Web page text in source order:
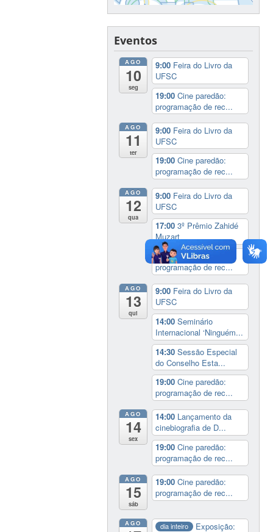
Eventos
AGO
10
seg
9:00 Feira do Livro da
UFSC
19:00Cine paredão:
programação de rec...
AGO
11
ter
9:00 Feira do Livro da
UFSC
19:00Cine paredão:
programação de rec...
AGO
12
qua
9:00 Feira do Livro da
UFSC
17:003º Prêmio Zahidé
Muzart
19:00 Cine paredão:
programação de rec...
AGO
13
qui
9:00 Feira do Livro da
UFSC
14:00Seminário
Internacional ‘Ninguém...
14:30Sessão Especial
do Conselho Esta...
19:00Cine paredão:
programação de rec...
AGO
14
sex
14:00 Lançamento da
cinebiografia de D...
19:00Cine paredão:
programação de rec...
AGO
15
sáb
19:00Cine paredão:
programação de rec...
AGO dia inteiro
Exposição: